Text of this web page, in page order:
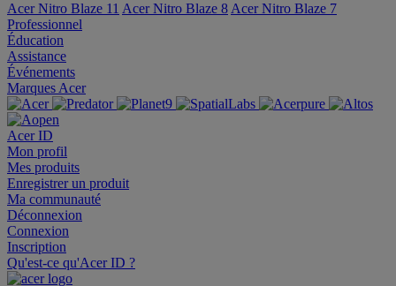
Acer Nitro Blaze 11 Acer Nitro Blaze 8 Acer Nitro Blaze 7
Professionnel
Éducation
Assistance
Événements
Marques Acer
Acer ID
Mon profil
Mes produits
Enregistrer un produit
Ma communauté
Déconnexion
Connexion
Inscription
Qu'est-ce qu'Acer ID ?